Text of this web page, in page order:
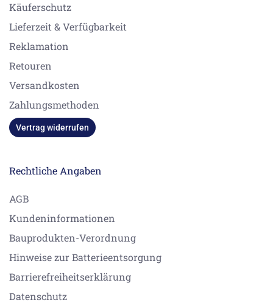
Käuferschutz
Lieferzeit & Verfügbarkeit
Reklamation
Retouren
Versandkosten
Zahlungsmethoden
Vertrag widerrufen
Rechtliche Angaben
AGB
Kundeninformationen
Bauprodukten-Verordnung
Hinweise zur Batterieentsorgung
Barrierefreiheitserklärung
Datenschutz